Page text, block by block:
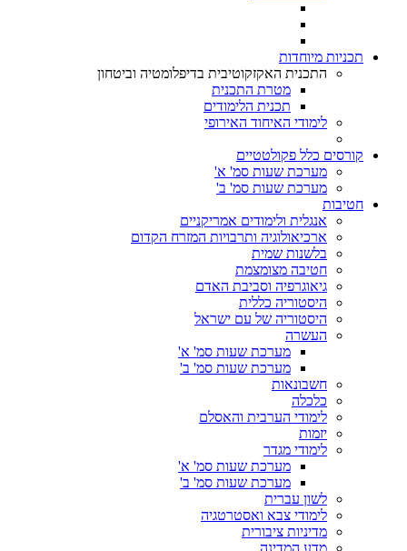
תכניות מיוחדות
התכנית האקזקוטיבית בדיפלומטיה וביטחון
מטרת התכנית
תכנית הלימודים
לימודי האיחוד האירופי
קורסים כלל פקולטטיים
מערכת שעות סמ' א'
מערכת שעות סמ' ב'
חטיבות
אנגלית ולימודים אמריקניים
ארכיאולוגיה ותרבויות המזרח הקדום
בלשנות שמית
חטיבה מצומצמת
גיאוגרפיה וסביבת האדם
היסטוריה כללית
היסטוריה של עם ישראל
העשרה
מערכת שעות סמ' א'
מערכת שעות סמ' ב'
חשבונאות
כלכלה
לימודי הערבית והאסלם
יזמות
לימודי מגדר
מערכת שעות סמ' א'
מערכת שעות סמ' ב'
לשון עברית
לימודי צבא ואסטרטגיה
מדיניות ציבורית
מדע המדינה